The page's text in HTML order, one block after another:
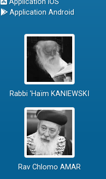
Application iOS
Application Android
Rabbi 'Haïm KANIEWSKI
Rav Chlomo AMAR